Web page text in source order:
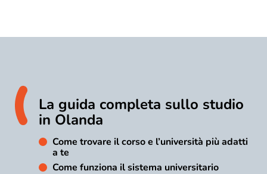
La guida completa sullo studio
in Olanda
Come trovare il corso e l’università più adatti
a te
Come funziona il sistema universitario